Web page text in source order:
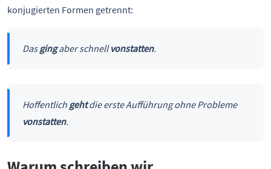
konjugierten Formen getrennt:
Dasgingaber schnellvonstatten.
Hoffentlich gehtdie erste Aufführung ohne Probleme
vonstatten.